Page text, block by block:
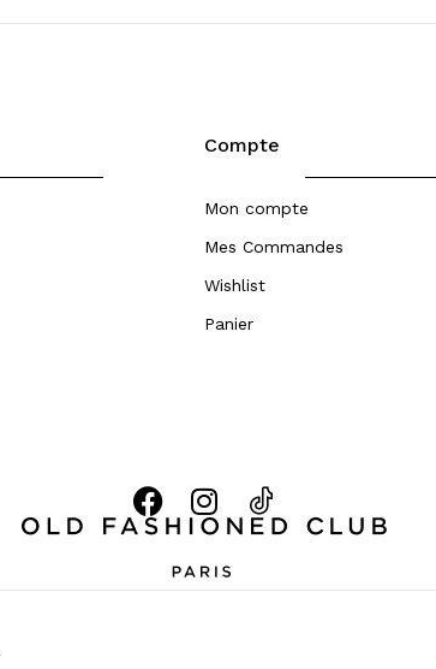
Compte
Mon compte
Mes Commandes
Wishlist
Panier